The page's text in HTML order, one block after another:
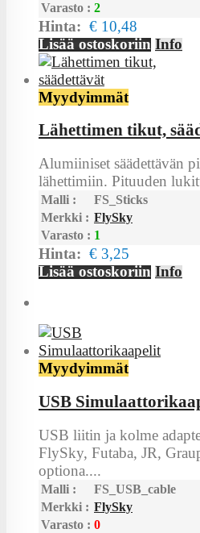
Varasto : 2
Hinta: € 10,48
Lisää ostoskoriin Info
Myydyimmät
Lähettimen tikut,
Alumiiniset säädettävän
lähettimiin. Pituuden
Malli :
FS_Sticks
Merkki : FlySky
Varasto : 1
Hinta: € 3,25
Lisää ostoskoriin Info
Myydyimmät
USB
USB liitin ja kolme
FlySky, Futaba, JR,
optiona....
Malli :
FS_USB_cable
Merkki : FlySky
Varasto : 0